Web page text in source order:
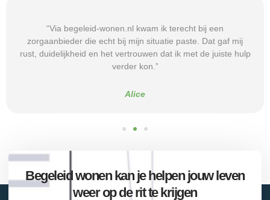
“Via begeleid-wonen.nl kwam ik terecht bij een
zorgaanbieder die echt bij mijn situatie paste. Dat gaf mij
rust, duidelijkheid en het vertrouwen dat ik met de juiste hulp
verder kon.”
Alice
Begeleid wonen kan je helpen jouw leven
weer op de rit te krijgen